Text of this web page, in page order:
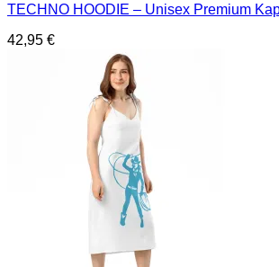
TECHNO HOODIE – Unisex Premium
42,95 €